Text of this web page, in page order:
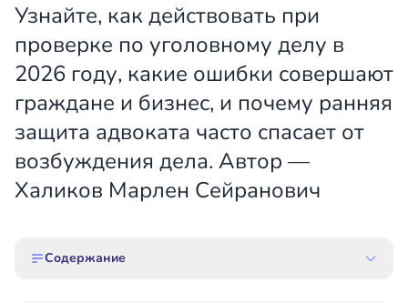
Узнайте, как действовать при
проверке по уголовному делу в
2026 году, какие ошибки совершают
граждане и бизнес, и почему ранняя
защита адвоката часто спасает от
возбуждения дела. Автор —
Халиков Марлен Сейранович
Содержание